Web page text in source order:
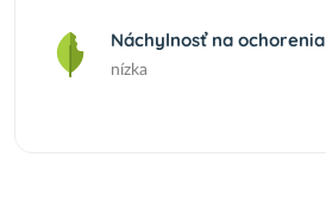
Náchylnosť na ochorenia
nízka